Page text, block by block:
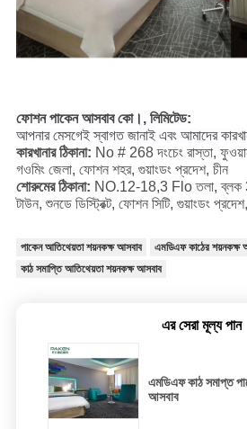
ফোশন পাকেন আসবাব কো।, লিমিটেড:
আপনার মেসগেই স্বাগত জানাই এবং আমাদের
কারখানার ঠিকানা: No # 268 দংচেং রাস্তা,
গওমিং জেলা, ফোশন শহর, গুয়াংডং প্রদেশ, চীন
শোরুমের ঠিকানা: NO.12-18,3 Flo তলা, ব্লক 3,
টাউন, শুনডে ডিস্ট্রিক্ট, ফোশন সিটি, গুয়াংডং
পাকেন আতিথেয়তা শয়নকক্ষ আসবাব
এমডিএফ কাঠের শয়নকক্ষ
কাঠ সমাপ্তি আতিথেয়তা শয়নকক্ষ আসবাব
এর সেরা মূল্য পান
এমডিএফ কাঠ সমাপ্ত
আসবাব